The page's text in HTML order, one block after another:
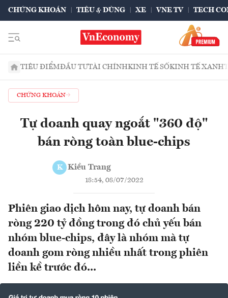
CHỨNG KHOÁN TIÊU & DÙNG XE VNE TV TECH
TIÊU ĐIỂMĐẦU TƯTÀI CHÍNHKINH TẾ SỐKINH TẾ XANH
CHỨNG KHOÁN
Tự doanh quay ngoắt "360 độ"
bán ròng toàn blue-chips
K Kiều Trang
18:54, 08/07/2022
Phiên giao dịch hôm nay, tự doanh bán
ròng 220 tỷ đồng trong đó chủ yếu bán
nhóm blue-chips, đây là nhóm mà tự
doanh gom ròng nhiều nhất trong phiên
liền kề trước đó...